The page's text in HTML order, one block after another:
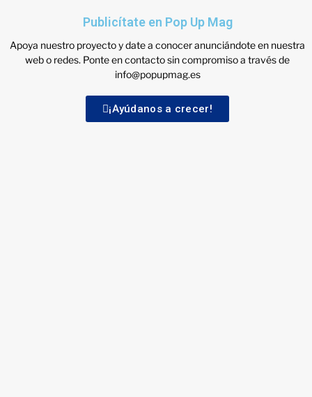
Publicítate en Pop Up Mag
Apoya nuestro proyecto y date a conocer anunciándote en nuestra
web o redes. Ponte en contacto sin compromiso a través de
info@popupmag.es
¡Ayúdanos a crecer!